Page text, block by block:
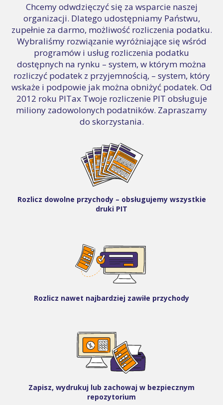
Chcemy odwdzięczyć się za wsparcie naszej
organizacji. Dlatego udostępniamy Państwu,
zupełnie za darmo, możliwość rozliczenia podatku.
Wybraliśmy rozwiązanie wyróżniające się wśród
programów i usług rozliczenia podatku
dostępnych na rynku – system, w którym można
rozliczyć podatek z przyjemnością, – system, który
wskaże i podpowie jak można obniżyć podatek. Od
2012 roku PITax Twoje rozliczenie PIT obsługuje
miliony zadowolonych podatników. Zapraszamy
do skorzystania.
Rozlicz dowolne przychody – obsługujemy wszystkie
druki PIT
Rozlicz nawet najbardziej zawiłe przychody
Zapisz, wydrukuj lub zachowaj w bezpiecznym
repozytorium